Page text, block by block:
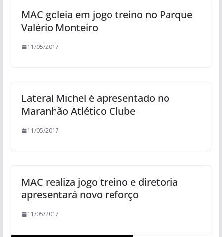
MAC goleia em jogo treino no Parque
Valério Monteiro
11/05/2017
Lateral Michel é apresentado no
Maranhão Atlético Clube
11/05/2017
MAC realiza jogo treino e diretoria
apresentará novo reforço
11/05/2017